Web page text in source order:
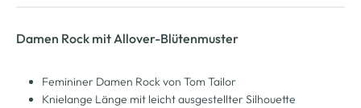
Damen Rock mit Allover-Blütenmuster
Femininer Damen Rock von Tom Tailor
Knielange Länge mit leicht ausgestellter Silhouette